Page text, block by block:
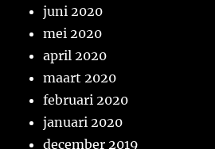
juni 2020
mei 2020
april 2020
maart 2020
februari 2020
januari 2020
december 2019